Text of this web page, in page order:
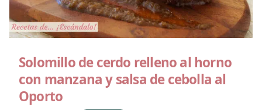
Solomillo de cerdo relleno al horno
con manzana y salsa de cebolla al
Oporto